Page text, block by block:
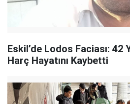
Eskil’de Lodos Faciası: 42
Harç Hayatını Kaybetti